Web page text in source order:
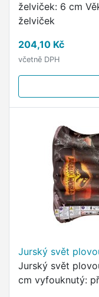
želviček: 6 cm
želviček
204,10 Kč
včetně DPH
Jurský svět
Jurský svět
cm vyfouknutý: